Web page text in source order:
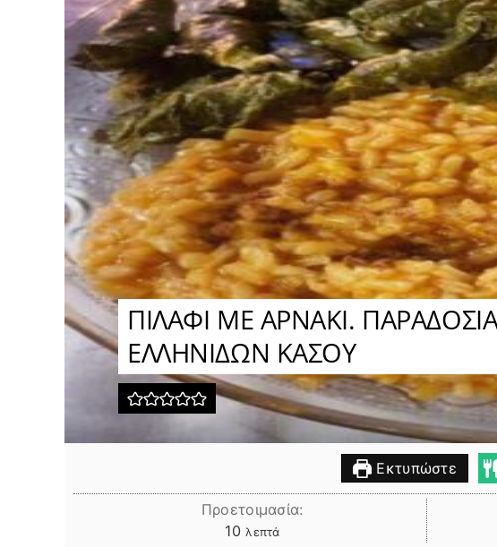
ΠΙΛΑΦΙ ΜΕ ΑΡΝΑΚΙ.
ΕΛΛΗΝΙΔΩΝ ΚΑΣΟΥ
Εκτυπώστε
Προετοιμασία:
10 λεπτά
λεπτά